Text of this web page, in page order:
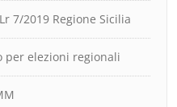
7/2019 Regione Sicilia
per elezioni regionali